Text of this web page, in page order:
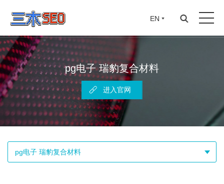
EN
pg电子 瑞豹复合材料
进入官网
pg电子 瑞豹复合材料